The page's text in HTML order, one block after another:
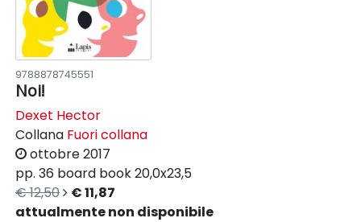
9788878745551
Noi!
Dexet Hector
Collana Fuori collana
ottobre 2017
pp. 36 board book20,0x23,5
€ 12,50
€ 11,87
attualmente non disponibile